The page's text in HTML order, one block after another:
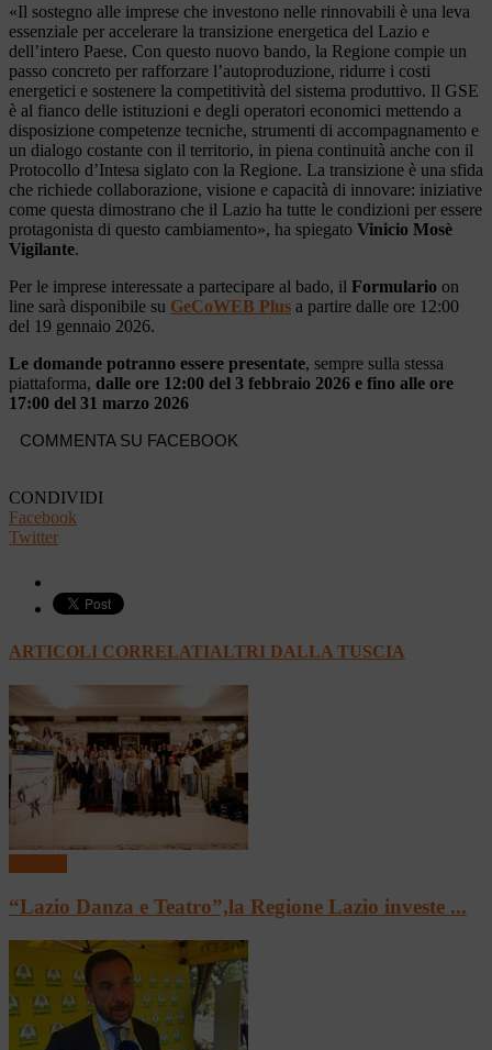
«Il sostegno alle imprese che investono nelle rinnovabili è una leva
essenziale per accelerare la transizione energetica del Lazio e
dell’intero Paese. Con questo nuovo bando, la Regione compie un
passo concreto per rafforzare l’autoproduzione, ridurre i costi
energetici e sostenere la competitività del sistema produttivo. Il GSE
è al fianco delle istituzioni e degli operatori economici mettendo a
disposizione competenze tecniche, strumenti di accompagnamento e
un dialogo costante con il territorio, in piena continuità anche con il
Protocollo d’Intesa siglato con la Regione. La transizione è una sfida
che richiede collaborazione, visione e capacità di innovare: iniziative
come questa dimostrano che il Lazio ha tutte le condizioni per essere
protagonista di questo cambiamento», ha spiegato Vinicio Mosè
Vigilante.
Per le imprese interessate a partecipare al bado, il Formulario on
line sarà disponibile su GeCoWEB Plus a partire dalle ore 12:00
del 19 gennaio 2026.
Le domande potranno essere presentate, sempre sulla stessa
piattaforma, dalle ore 12:00 del 3 febbraio 2026 e fino alle ore
17:00 del 31 marzo 2026
COMMENTA SU FACEBOOK
CONDIVIDI
Facebook
Twitter
ARTICOLI CORRELATIALTRI DALLA TUSCIA
“Lazio Danza e Teatro”,la Regione Lazio investe ...